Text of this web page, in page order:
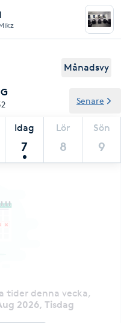
Månadsvy
Idag
7
Lör
8
Sön
9
Senare
tider denna vecka,
2026, Tisdag